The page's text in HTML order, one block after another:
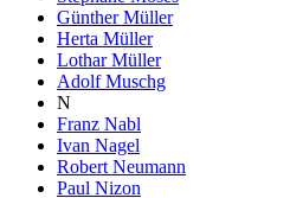
Günther Müller
Herta Müller
Lothar Müller
Adolf Muschg
N
Franz Nabl
Ivan Nagel
Robert Neumann
Paul Nizon